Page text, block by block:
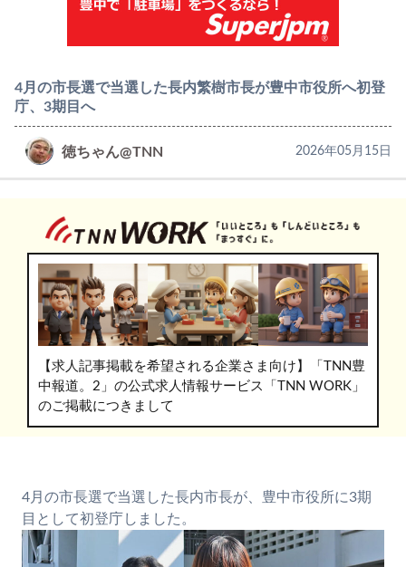
4月の市長選で当選した長内繁樹市長が豊中市役所へ初登
庁、3期目へ
徳ちゃん@TNN 2026年05月15日
【求人記事掲載を希望される企業さま向け】「TNN豊
中報道。2」の公式求人情報サービス「TNN WORK」
のご掲載につきまして
4月の市長選で当選した長内市長が、豊中市役所に3期
目として初登庁しました。